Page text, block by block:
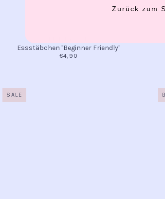
Essstäbchen "Beginner Friendly"
€4,90
SALE
Zurück zum